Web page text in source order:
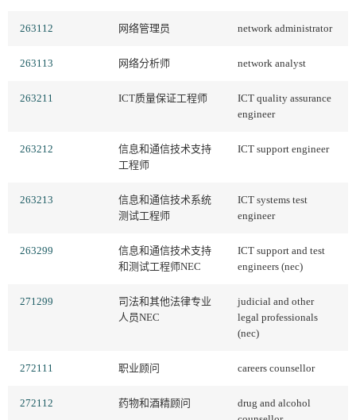
263112 网络管理员 network administrator
263113 网络分析师 network analyst
263211 ICT质量保证工程师
ICT quality assurance
engineer
263212
信息和通信技术支持
工程师
ICT support engineer
263213
信息和通信技术系统
测试工程师
ICT systems test
engineer
263299
信息和通信技术支持
和测试工程师NEC
ICT support and test
engineers (nec)
271299
司法和其他法律专业
人员NEC
judicial and other
legal professionals
(nec)
272111 职业顾问 careers counsellor
272112 药物和酒精顾问
drug and alcohol